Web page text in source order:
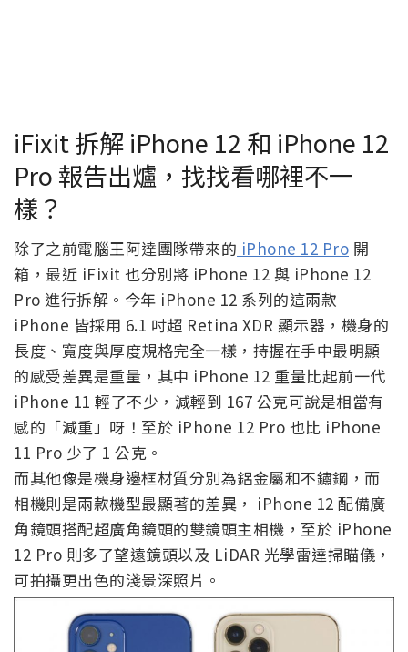
iFixit 拆解 iPhone 12 和 iPhone 12
Pro 報告出爐，找找看哪裡不一
樣？
除了之前電腦王阿達團隊帶來的 iPhone 12 Pro 開
箱，最近 iFixit 也分別將 iPhone 12 與 iPhone 12
Pro 進行拆解。今年 iPhone 12 系列的這兩款
iPhone 皆採用 6.1 吋超 Retina XDR 顯示器，機身的
長度、寬度與厚度規格完全一樣，持握在手中最明顯
的感受差異是重量，其中 iPhone 12 重量比起前一代
iPhone 11 輕了不少，減輕到 167 公克可說是相當有
感的「減重」呀！至於 iPhone 12 Pro 也比 iPhone
11 Pro 少了 1 公克。
而其他像是機身邊框材質分別為鋁金屬和不鏽鋼，而
相機則是兩款機型最顯著的差異， iPhone 12 配備廣
角鏡頭搭配超廣角鏡頭的雙鏡頭主相機，至於 iPhone
12 Pro 則多了望遠鏡頭以及 LiDAR 光學雷達掃瞄儀，
可拍攝更出色的淺景深照片。